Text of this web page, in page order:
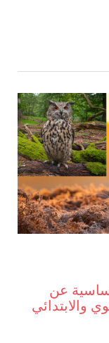
عن
والابتدائي